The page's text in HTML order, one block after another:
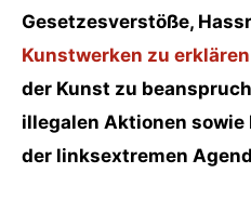
Gesetzesverstöße,
Kunstwerken zu erklären
der Kunst zu
illegalen Aktionen sowie
der linksextremen